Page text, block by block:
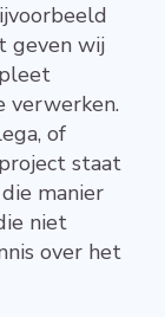
geven wij
verwerken.
of
staat
manier
niet
over het